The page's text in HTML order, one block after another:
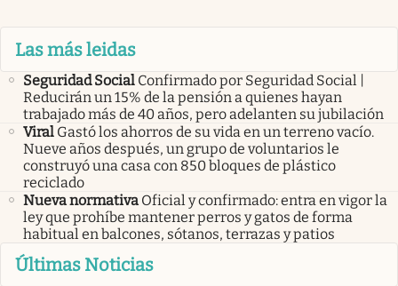
Las más leidas
Seguridad Social Confirmado por Seguridad Social |
Reducirán un 15% de la pensión a quienes hayan
trabajado más de 40 años, pero adelanten su jubilación
Viral Gastó los ahorros de su vida en un terreno vacío.
Nueve años después, un grupo de voluntarios le
construyó una casa con 850 bloques de plástico
reciclado
Nueva normativa Oficial y confirmado: entra en vigor la
ley que prohíbe mantener perros y gatos de forma
habitual en balcones, sótanos, terrazas y patios
Últimas Noticias